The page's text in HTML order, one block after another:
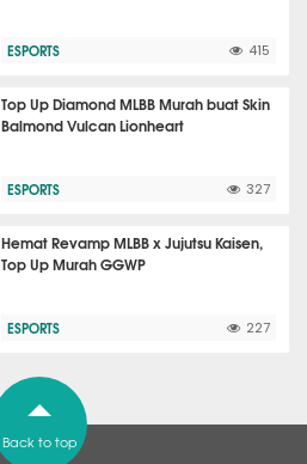
ESPORTS 415
Top Up Diamond MLBB Murah buat Skin
Balmond Vulcan Lionheart
ESPORTS 327
Hemat Revamp MLBB x Jujutsu Kaisen,
Top Up Murah GGWP
ESPORTS 227
Back to top